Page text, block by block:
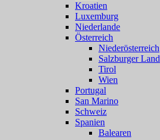
Kroatien
Luxemburg
Niederlande
Österreich
Niederösterreich
Salzburger Land
Tirol
Wien
Portugal
San Marino
Schweiz
Spanien
Balearen